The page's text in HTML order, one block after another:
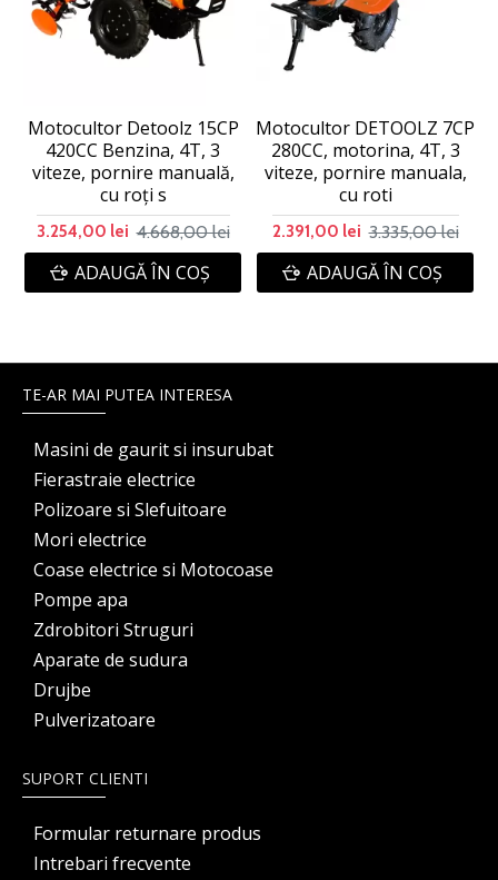
Motocultor Detoolz 15CP
420CC Benzina, 4T, 3
viteze, pornire manuală,
cu roți s
3.254,00 lei 4.668,00 lei
ADAUGĂ ÎN COŞ
Motocultor DETOOLZ 7CP
280CC, motorina, 4T, 3
viteze, pornire manuala,
cu roti
2.391,00 lei 3.335,00 lei
ADAUGĂ ÎN COŞ
TE-AR MAI PUTEA INTERESA
Masini de gaurit si insurubat
Fierastraie electrice
Polizoare si Slefuitoare
Mori electrice
Coase electrice si Motocoase
Pompe apa
Zdrobitori Struguri
Aparate de sudura
Drujbe
Pulverizatoare
SUPORT CLIENTI
Formular returnare produs
Intrebari frecvente